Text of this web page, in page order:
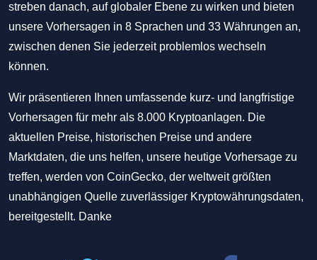
streben danach, auf globaler Ebene zu wirken und bieten
unsere Vorhersagen in 8 Sprachen und 33 Währungen an,
zwischen denen Sie jederzeit problemlos wechseln
können.
Wir präsentieren Ihnen umfassende kurz- und langfristige
Vorhersagen für mehr als 8.000 Kryptoanlagen. Die
aktuellen Preise, historischen Preise und andere
Marktdaten, die uns helfen, unsere heutige Vorhersage zu
treffen, werden von CoinGecko, der weltweit größten
unabhängigen Quelle zuverlässiger Kryptowährungsdaten,
bereitgestellt. Danke